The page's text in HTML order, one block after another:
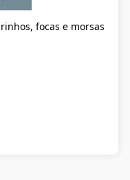
focas e morsas